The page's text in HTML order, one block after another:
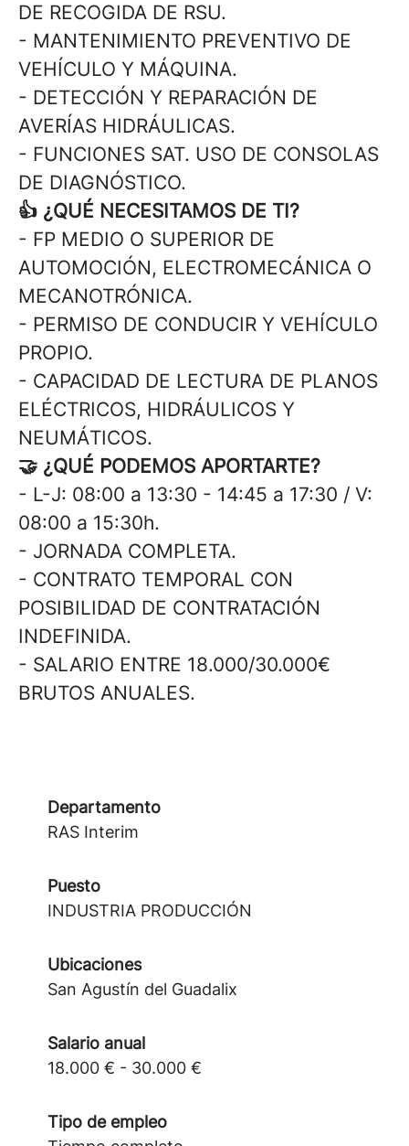
DE RECOGIDA DE RSU.
- MANTENIMIENTO PREVENTIVO DE
VEHÍCULO Y MÁQUINA.
- DETECCIÓN Y REPARACIÓN DE
AVERÍAS HIDRÁULICAS.
- FUNCIONES SAT. USO DE CONSOLAS
DE DIAGNÓSTICO.
👍 ¿QUÉ NECESITAMOS DE TI?
- FP MEDIO O SUPERIOR DE
AUTOMOCIÓN, ELECTROMECÁNICA O
MECANOTRÓNICA.
- PERMISO DE CONDUCIR Y VEHÍCULO
PROPIO.
- CAPACIDAD DE LECTURA DE PLANOS
ELÉCTRICOS, HIDRÁULICOS Y
NEUMÁTICOS.
🤝 ¿QUÉ PODEMOS APORTARTE?
- L-J: 08:00 a 13:30 - 14:45 a 17:30 / V:
08:00 a 15:30h.
- JORNADA COMPLETA.
- CONTRATO TEMPORAL CON
POSIBILIDAD DE CONTRATACIÓN
INDEFINIDA.
- SALARIO ENTRE 18.000/30.000€
BRUTOS ANUALES.
Departamento
RAS Interim
Puesto
INDUSTRIA PRODUCCIÓN
Ubicaciones
San Agustín del Guadalix
Salario anual
18.000 € - 30.000 €
Tipo de empleo